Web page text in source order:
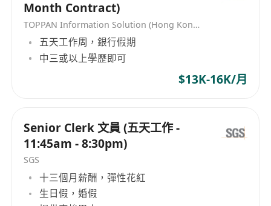
Month Contract)
TOPPAN Information Solution (Hong Kong) Limited
五天工作周，銀行假期
中三或以上學歷即可
$13K-16K/月
Senior Clerk 文員 (五天工作 -
11:45am - 8:30pm)
SGS
十三個月薪酬，彈性花紅
生日假，婚假